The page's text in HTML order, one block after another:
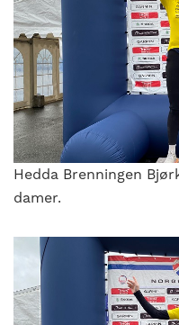
Hedda Brenningen
damer.